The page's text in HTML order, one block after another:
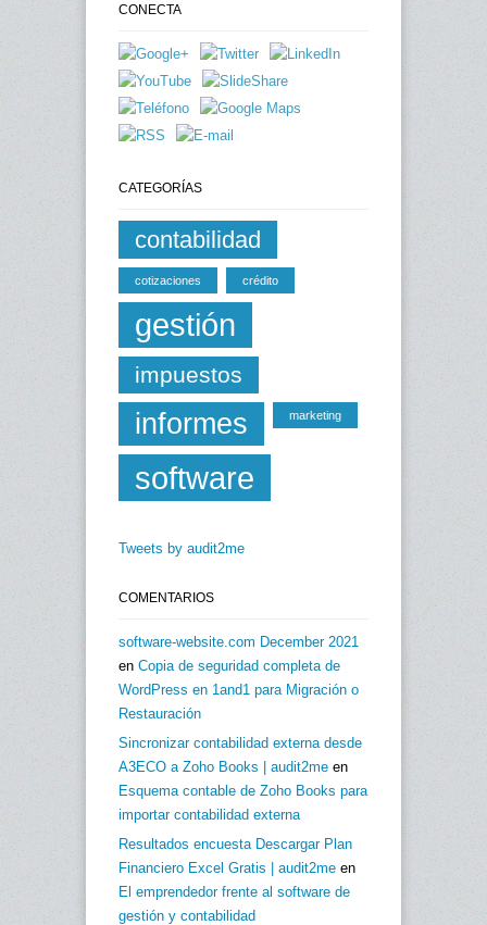
CONECTA
CATEGORÍAS
contabilidad
cotizaciones crédito
gestión
impuestos
informes marketing
software
Tweets by audit2me
COMENTARIOS
software-website.com December 2021
en Copia de seguridad completa de
WordPress en 1and1 para Migración o
Restauración
Sincronizar contabilidad externa desde
A3ECO a Zoho Books | audit2me en
Esquema contable de Zoho Books para
importar contabilidad externa
Resultados encuesta Descargar Plan
Financiero Excel Gratis | audit2me en
El emprendedor frente al software de
gestión y contabilidad